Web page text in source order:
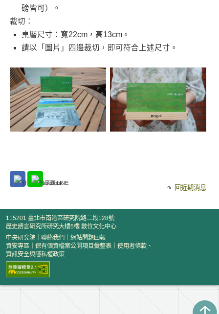
磅皆可）。
裁切：
桌曆尺寸：寬22cm，高13cm。
請以「圖片」四邊裁切，即可符合上述尺寸。
回近期消息
115201 臺北市南港區研究院路二段128號
歷史語言研究所研究大樓5樓 數位文化中心
中央研究院
聯絡我們
網站問題回報
資安專區
保有個資檔案公開項目彙整表
使用者條款、
資訊安全與隱私權政策